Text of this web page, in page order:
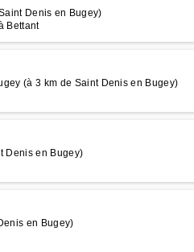
Denis en Bugey)
Bettant
(à 3 km de Saint Denis en Bugey)
Denis en Bugey)
en Bugey)